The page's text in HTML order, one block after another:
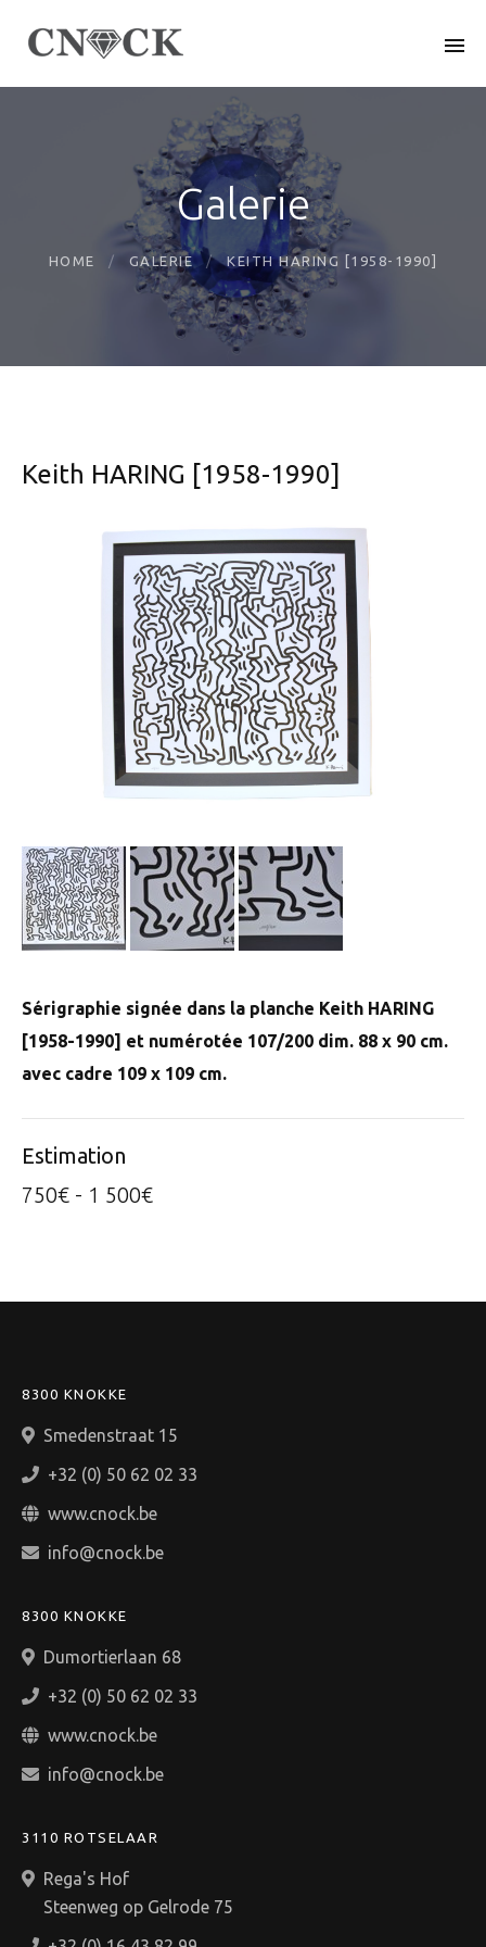
Galerie
HOME GALERIE KEITH HARING [1958-1990]
Keith HARING [1958-1990]
Sérigraphie signée dans la planche Keith HARING
[1958-1990] et numérotée 107/200 dim. 88 x 90 cm.
avec cadre 109 x 109 cm.
Estimation
750€ - 1 500€
8300 KNOKKE
Smedenstraat 15
+32 (0) 50 62 02 33
www.cnock.be
info@cnock.be
8300 KNOKKE
Dumortierlaan 68
+32 (0) 50 62 02 33
www.cnock.be
info@cnock.be
3110 ROTSELAAR
Rega's Hof
Steenweg op Gelrode 75